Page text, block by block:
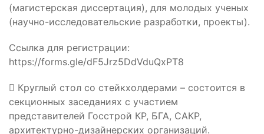
(магистерская диссертация), для молодых ученых
(научно-исследовательские разработки, проекты).
Ссылка для регистрации:
https://forms.gle/dF5Jrz5DdVduQxPT8
 Круглый стол со стейкхолдерами – состоится в
секционных заседаниях с участием
представителей Госстрой КР, БГА, САКР,
архитектурно-дизайнерских организаций.